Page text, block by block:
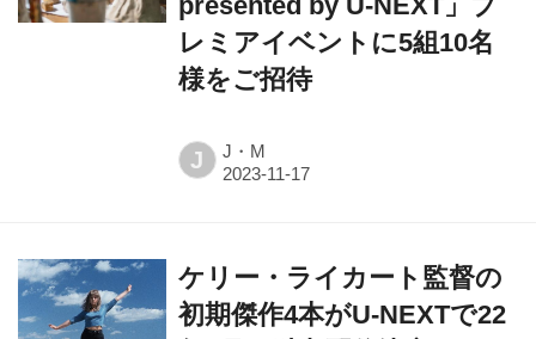
様をご招待
J J・M
年1月に独占配信決定